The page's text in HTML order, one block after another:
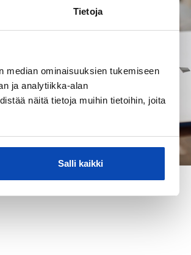
Tietoja
median ominaisuuksien tukemiseen
ja analytiikka-alan
näitä tietoja muihin tietoihin, joita
Salli kaikki